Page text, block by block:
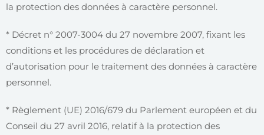
la protection des données à caractère personnel.
* Décret n° 2007-3004 du 27 novembre 2007, fixant les
conditions et les procédures de déclaration et
d’autorisation pour le traitement des données à caractère
personnel.
* Règlement (UE) 2016/679 du Parlement européen et du
Conseil du 27 avril 2016, relatif à la protection des